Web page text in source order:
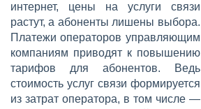
интернет, цены на услуги связи
растут, а абоненты лишены выбора.
Платежи операторов управляющим
компаниям приводят к повышению
тарифов для абонентов. Ведь
стоимость услуг связи формируется
из затрат оператора, в том числе —